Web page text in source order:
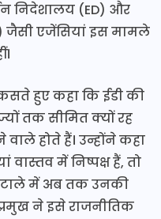
निदेशालय (ED) और
जैसी एजेंसियां इस मामले
हुए कहा कि ईडी की
तक सीमित क्यों रह
वाले होते हैं। उन्होंने कहा
वास्तव में निष्पक्ष हैं, तो
में अब तक उनकी
प्रमुख ने इसे राजनीतिक